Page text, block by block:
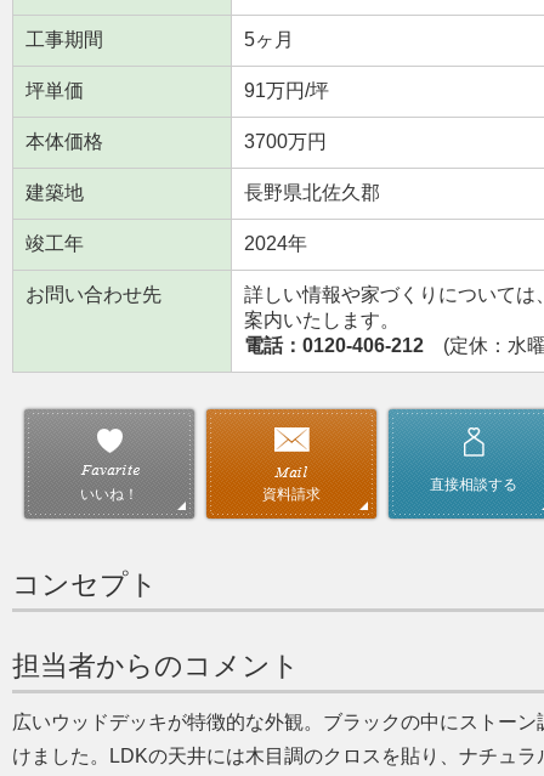
工事期間 5ヶ月
坪単価 91万円/坪
本体価格 3700万円
建築地 長野県北佐久郡
竣工年 2024年
お問い合わせ先
詳しい情報や家づくりについて
案内いたします。
電話：0120-406-212 (定休：水
いいね！ 資料請求
直接相談する
コンセプト
担当者からのコメント
広いウッドデッキが特徴的な外観。ブラックの中にストー
けました。LDKの天井には木目調のクロスを貼り、ナチュ